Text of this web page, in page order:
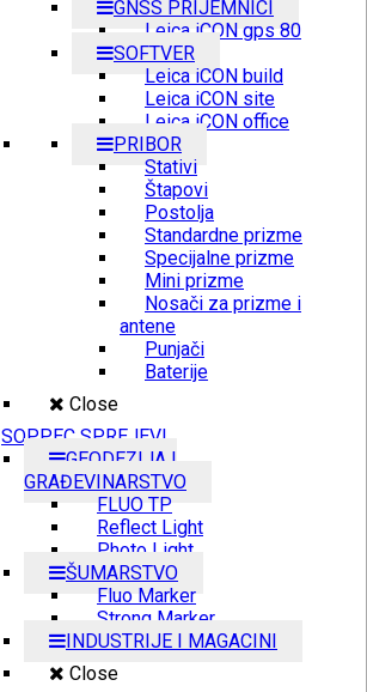
GNSS PRIJEMNICI
Leica iCON gps 80
SOFTVER
Leica iCON build
Leica iCON site
Leica iCON office
PRIBOR
Stativi
Štapovi
Postolja
Standardne prizme
Specijalne prizme
Mini prizme
Nosači za prizme i
antene
Punjači
Baterije
Close
SOPPEC SPREJEVI
GEODEZIJA I
GRAĐEVINARSTVO
FLUO TP
Reflect Light
Photo Light
ŠUMARSTVO
Fluo Marker
Strong Marker
INDUSTRIJE I MAGACINI
Close